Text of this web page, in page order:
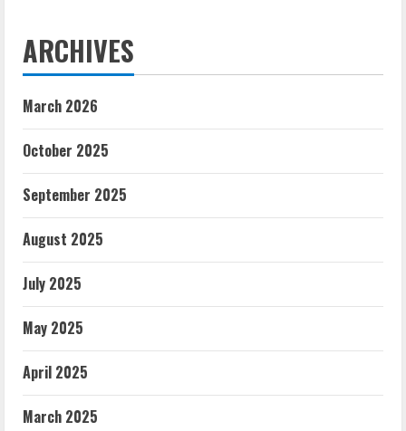
ARCHIVES
March 2026
October 2025
September 2025
August 2025
July 2025
May 2025
April 2025
March 2025